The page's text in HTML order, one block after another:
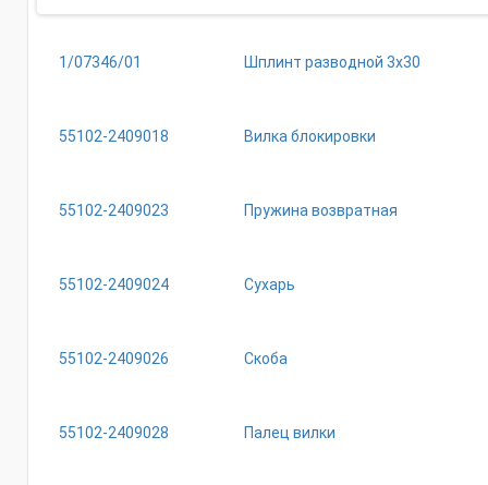
1/07346/01 Шплинт разводной 3х30
55102-2409018 Вилка блокировки
55102-2409023 Пружина возвратная
55102-2409024 Сухарь
55102-2409026 Скоба
55102-2409028 Палец вилки